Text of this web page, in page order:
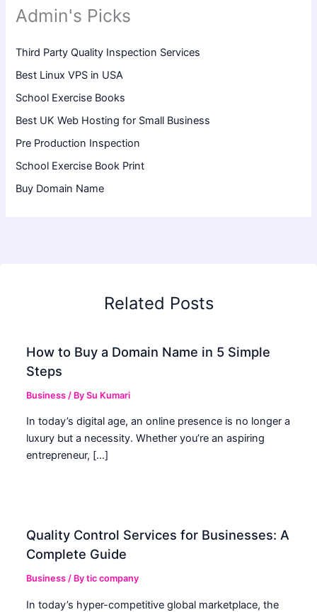
Admin's Picks
Third Party Quality Inspection Services
Best Linux VPS in USA
School Exercise Books
Best UK Web Hosting for Small Business
Pre Production Inspection
School Exercise Book Print
Buy Domain Name
Related Posts
How to Buy a Domain Name in 5 Simple
Steps
Business / BySu Kumari
In today’s digital age, an online presence is no longer a
luxury but a necessity. Whether you’re an aspiring
entrepreneur, […]
Quality Control Services for Businesses: A
Complete Guide
Business / Bytic company
In today’s hyper-competitive global marketplace, the